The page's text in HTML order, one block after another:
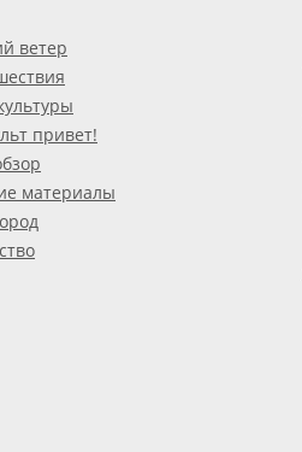
ветер
привет!
материалы